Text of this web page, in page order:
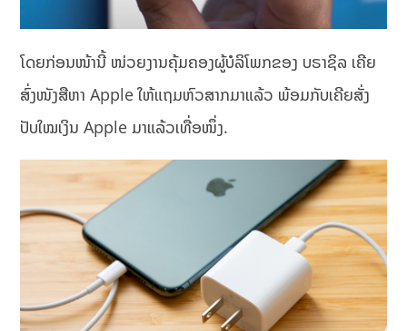
ໂດຍກ່ອນໜ້ານີ້ ໜ່ວຍງານຄຸ້ມຄອງຜູ້ບໍລິໂພກຂອງ ບຣາຊິລ ເຄີຍ
ສົ່ງໜັງສືຫາ Apple ໃຫ້ແຖມຫົວສາກມາແລ້ວ ພ້ອມກັບເຄີຍສັ່ງ
ປັບໃໝເງິນ Apple ມາແລ້ວເທື່ອໜຶ່ງ.